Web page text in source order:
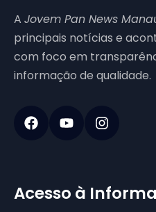
A Jovem Pan News
principais notícias e
com foco em
informação de qualidade.
Acesso à